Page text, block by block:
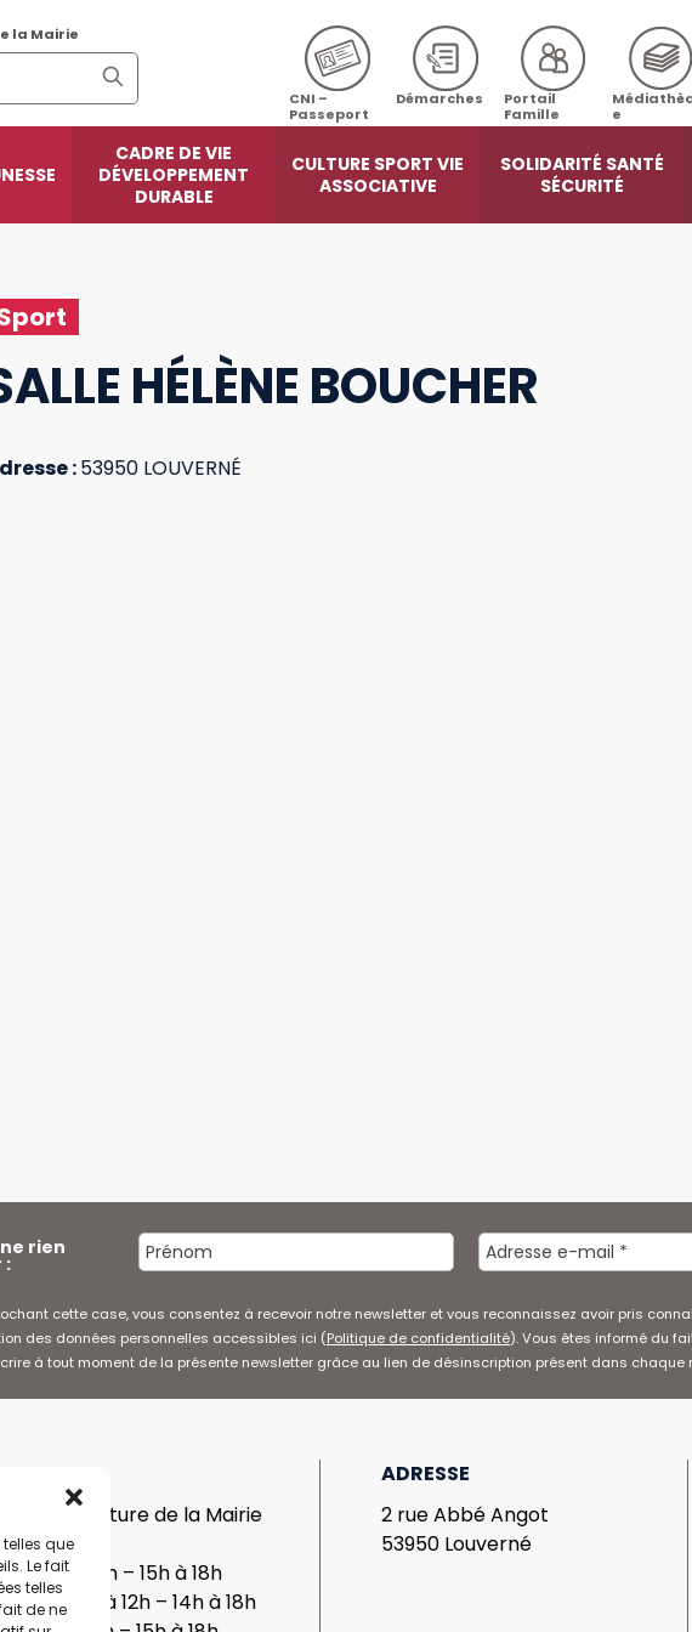
que
Le fait
telles
de ne
la Mairie
CNI –
Passeport
Démarches
Portail
Famille
e
CADRE DE VIE
DÉVELOPPEMENT
DURABLE
CULTURE SPORT VIE
ASSOCIATIVE
SOLIDARITÉ SANTÉ
SÉCURITÉ
HÉLÈNE BOUCHER
:53950 LOUVERNÉ
rien
:
cette case, vous consentez à recevoir notre newsletter et vous reconnaissez avoir pris
des données personnelles accessibles ici (Politique de confidentialité). Vous êtes informé du
à tout moment de la présente newsletter grâce au lien de désinscription présent dans chaque
d’ouverture de la Mairie
14h à 18h
: 8h30 à 12h – 15h à 18h
: 8h30 à 12h – 14h à 18h
ADRESSE
2 rue Abbé Angot
53950 Louverné